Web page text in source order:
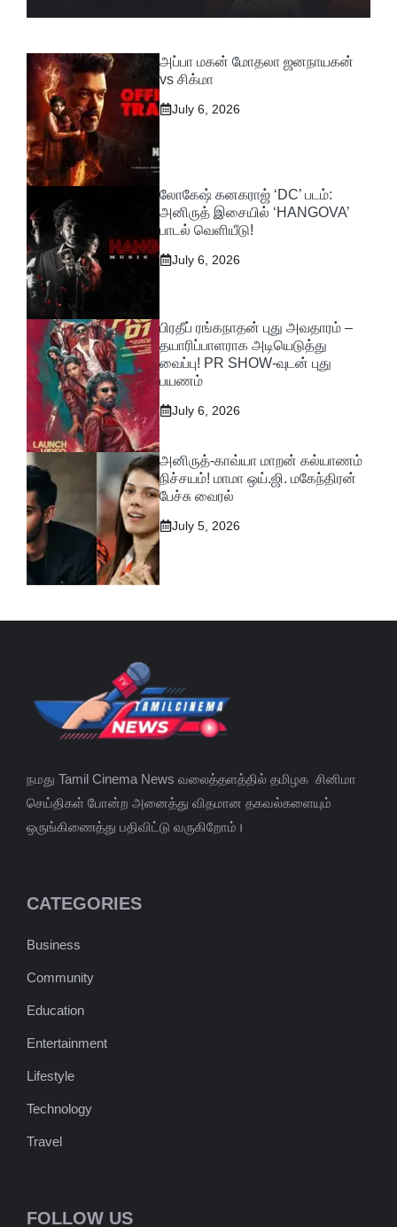
அப்பா மகன் மோதலா ஜனநாயகன்
vs சிக்மா
July 6, 2026
லோகேஷ் கனகராஜ் ‘DC’ படம்:
அனிருத் இசையில் ‘HANGOVA’
பாடல் வெளியீடு!
July 6, 2026
பிரதீப் ரங்கநாதன் புது அவதாரம் –
தயாரிப்பாளராக அடியெடுத்து
வைப்பு! PR SHOW-வுடன் புது
பயணம்
July 6, 2026
அனிருத்-காவ்யா மாறன் கல்யாணம்
நிச்சயம்! மாமா ஒய்.ஜி. மகேந்திரன்
பேச்சு வைரல்
July 5, 2026
நமது Tamil Cinema News வலைத்தளத்தில் தமிழக சினிமா
செய்திகள் போன்ற அனைத்து விதமான தகவல்களையும்
ஒருங்கிணைத்து பதிவிட்டு வருகிறோம்।
CATEGORIES
Business
Community
Education
Entertainment
Lifestyle
Technology
Travel
FOLLOW US